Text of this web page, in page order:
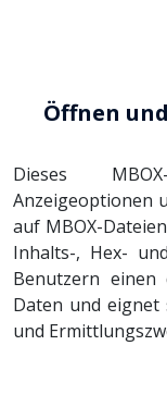
Öffnen
Dieses
Anzeigeoptionen
auf MBOX-
Inhalts-, Hex-
Benutzern
Daten und eignet
und